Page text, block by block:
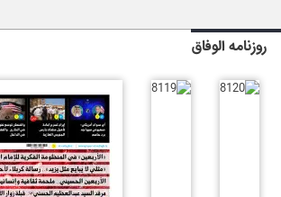
روزنامه الوفاق